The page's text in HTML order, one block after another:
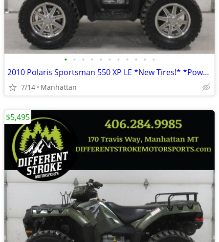
• • • • • • • • • • •
2010 Polaris Sportsman 550 XP LE *New Tires!* *Power Steering*
7/14 Manhattan
$5,495